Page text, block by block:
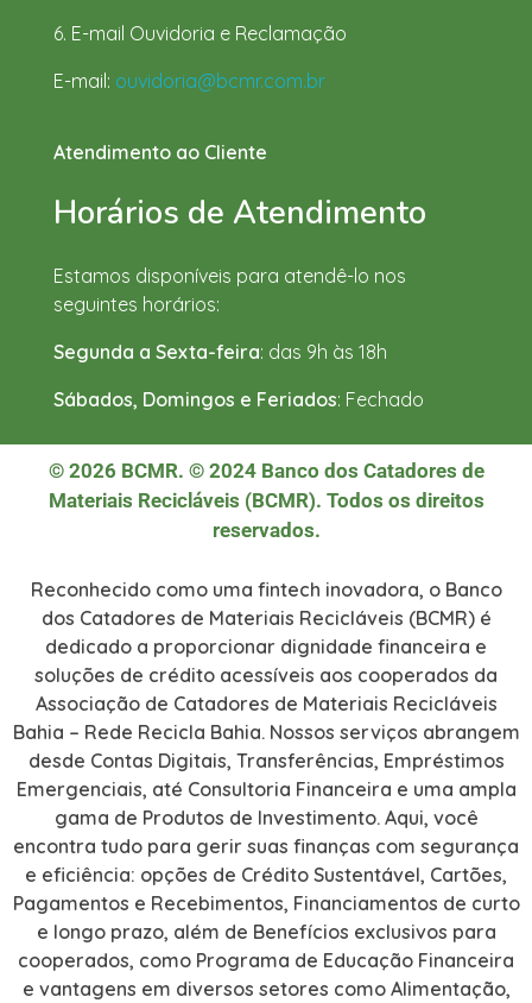
6. E-mail Ouvidoria e Reclamação
E-mail: ouvidoria@bcmr.com.br
Atendimento ao Cliente
Horários de Atendimento
Estamos disponíveis para atendê-lo nos
seguintes horários:
Segunda a Sexta-feira: das 9h às 18h
Sábados, Domingos e Feriados: Fechado
© 2026 BCMR. © 2024 Banco dos Catadores de
Materiais Recicláveis (BCMR). Todos os direitos
reservados.
Reconhecido como uma fintech inovadora, o Banco
dos Catadores de Materiais Recicláveis (BCMR) é
dedicado a proporcionar dignidade financeira e
soluções de crédito acessíveis aos cooperados da
Associação de Catadores de Materiais Recicláveis
Bahia – Rede Recicla Bahia. Nossos serviços abrangem
desde Contas Digitais, Transferências, Empréstimos
Emergenciais, até Consultoria Financeira e uma ampla
gama de Produtos de Investimento. Aqui, você
encontra tudo para gerir suas finanças com segurança
e eficiência: opções de Crédito Sustentável, Cartões,
Pagamentos e Recebimentos, Financiamentos de curto
e longo prazo, além de Benefícios exclusivos para
cooperados, como Programa de Educação Financeira
e vantagens em diversos setores como Alimentação,